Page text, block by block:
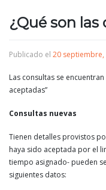
¿Qué son las
Publicado el 20 septiembre,
Las consultas se encuentran
aceptadas”
Consultas nuevas
Tienen detalles provistos
haya sido aceptada por el
tiempo asignado- pueden
siguientes datos: